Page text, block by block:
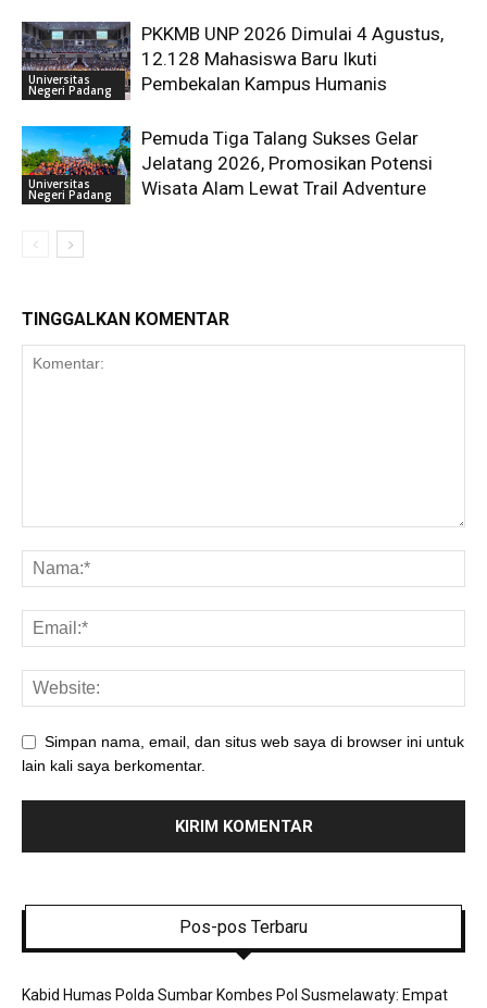
Universitas
Negeri Padang
PKKMB UNP 2026 Dimulai 4 Agustus,
12.128 Mahasiswa Baru Ikuti
Pembekalan Kampus Humanis
Universitas
Negeri Padang
Pemuda Tiga Talang Sukses Gelar
Jelatang 2026, Promosikan Potensi
Wisata Alam Lewat Trail Adventure
TINGGALKAN KOMENTAR
Simpan nama, email, dan situs web saya di browser ini untuk
lain kali saya berkomentar.
Pos-pos Terbaru
Kabid Humas Polda Sumbar Kombes Pol Susmelawaty: Empat